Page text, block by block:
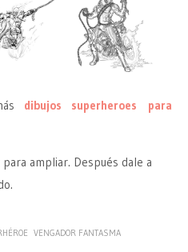
dibujos superheroes para
ampliar. Después dale a
VENGADOR FANTASMA